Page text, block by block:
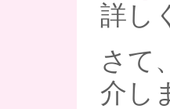
詳し
さて
介し